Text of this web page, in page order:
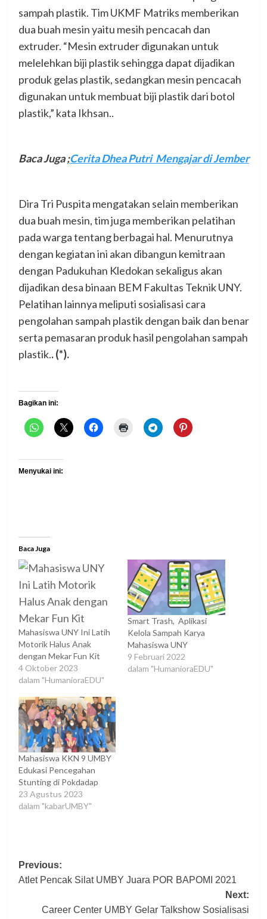
sampah plastik. Tim UKMF Matriks memberikan
dua buah mesin yaitu mesih pencacah dan
extruder. “Mesin extruder digunakan untuk
melelehkan biji plastik sehingga dapat dijadikan
produk gelas plastik, sedangkan mesin pencacah
digunakan untuk membuat biji plastik dari botol
plastik,” kata Ikhsan..
Baca Juga;Cerita Dhea Putri Mengajar di Jember
Dira Tri Puspita mengatakan selain memberikan
dua buah mesin, tim juga memberikan pelatihan
pada warga tentang berbagai hal. Menurutnya
dengan kegiatan ini akan dibangun kemitraan
dengan Padukuhan Kledokan sekaligus akan
dijadikan desa binaan BEM Fakultas Teknik UNY.
Pelatihan lainnya meliputi sosialisasi cara
pengolahan sampah plastik dengan baik dan benar
serta pemasaran produk hasil pengolahan sampah
plastik.. (*).
Bagikan ini:
Menyukai ini:
Baca Juga
Mahasiswa UNY Ini Latih
Motorik Halus Anak
dengan Mekar Fun Kit
4 Oktober 2023
dalam "HumanioraEDU"
Smart Trash, Aplikasi
Kelola Sampah Karya
Mahasiswa UNY
9 Februari 2022
dalam "HumanioraEDU"
Mahasiswa KKN 9 UMBY
Edukasi Pencegahan
Stunting di Pokdadap
23 Agustus 2023
dalam "kabarUMBY"
Post
navigation
Previous:
Atlet Pencak Silat UMBY Juara POR BAPOMI 2021
Next:
Career Center UMBY Gelar Talkshow Sosialisasi